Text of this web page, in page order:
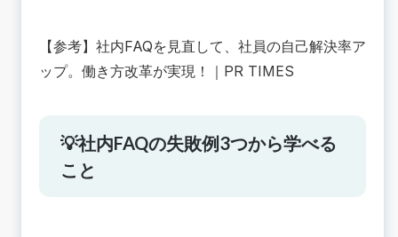
【参考】 社内FAQを見直して、社員の自己解決率ア
ップ。働き方改革が実現！
｜PR TIMES
💡社内FAQの失敗例3つから学べる
こと